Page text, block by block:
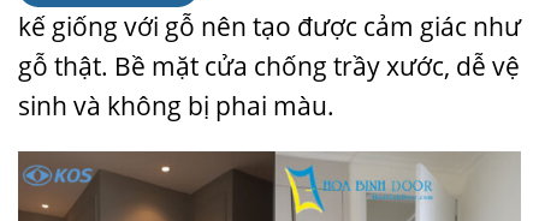
kế giống với gỗ nên tạo được cảm giác như
gỗ thật. Bề mặt cửa chống trầy xước, dễ vệ
sinh và không bị phai màu.